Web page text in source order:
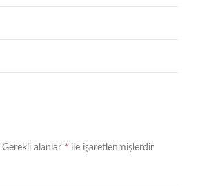
Gerekli alanlar * ile işaretlenmişlerdir